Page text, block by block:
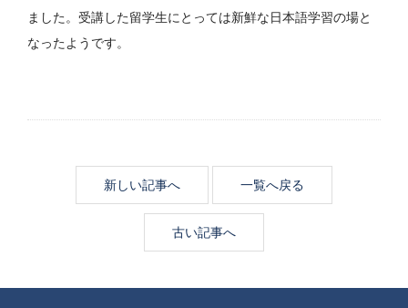
ました。受講した留学生にとっては新鮮な日本語学習の場と
なったようです。
新しい記事へ 一覧へ戻る
古い記事へ